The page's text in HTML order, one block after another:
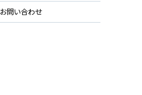
お問い合わせ